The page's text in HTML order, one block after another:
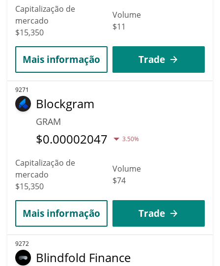
Capitalização de
mercado
$15,350
Volume
$11
Mais informação Trade
9271
Blockgram
GRAM
$0.00002047 3.50%
Capitalização de
mercado
$15,350
Volume
$74
Mais informação Trade
9272
Blindfold Finance